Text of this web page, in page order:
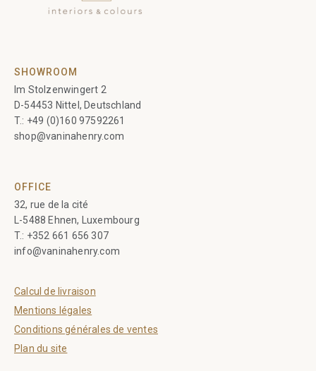
SHOWROOM
Im Stolzenwingert 2
D-54453 Nittel, Deutschland
T.: +49 (0)160 97592261
shop@vaninahenry.com
OFFICE
32, rue de la cité
L-5488 Ehnen, Luxembourg
T.: +352 661 656 307
info@vaninahenry.com
Calcul de livraison
Mentions légales
Conditions générales de ventes
Plan du site